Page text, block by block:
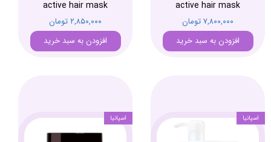
active hair mask
۷,۸۰۰,۰۰۰ تومان
افزودن به سبد خرید
active hair mask
۲,۸۵۰,۰۰۰ تومان
افزودن به سبد خرید
اسپانیا اسپانیا